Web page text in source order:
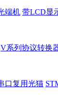
端机 带LCD显
V系列协议转换
口复用光猫